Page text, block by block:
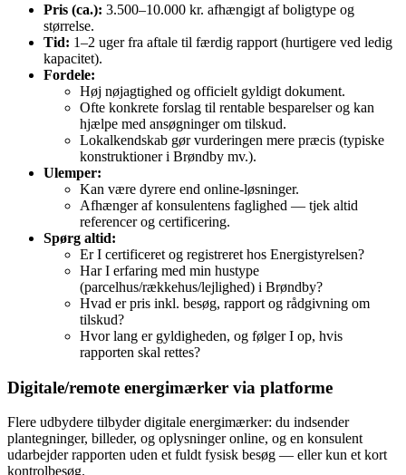
Pris (ca.): 3.500–10.000 kr. afhængigt af boligtype og
størrelse.
Tid: 1–2 uger fra aftale til færdig rapport (hurtigere ved ledig
kapacitet).
Fordele:
Høj nøjagtighed og officielt gyldigt dokument.
Ofte konkrete forslag til rentable besparelser og kan
hjælpe med ansøgninger om tilskud.
Lokalkendskab gør vurderingen mere præcis (typiske
konstruktioner i Brøndby mv.).
Ulemper:
Kan være dyrere end online-løsninger.
Afhænger af konsulentens faglighed — tjek altid
referencer og certificering.
Spørg altid:
Er I certificeret og registreret hos Energistyrelsen?
Har I erfaring med min hustype
(parcelhus/rækkehus/lejlighed) i Brøndby?
Hvad er pris inkl. besøg, rapport og rådgivning om
tilskud?
Hvor lang er gyldigheden, og følger I op, hvis
rapporten skal rettes?
Digitale/remote energimærker via platforme
Flere udbydere tilbyder digitale energimærker: du indsender
plantegninger, billeder, og oplysninger online, og en konsulent
udarbejder rapporten uden et fuldt fysisk besøg — eller kun et kort
kontrolbesøg.